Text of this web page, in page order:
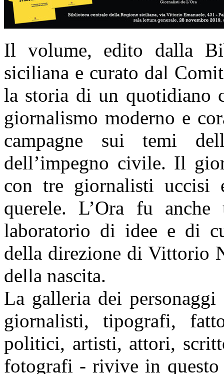
Il volume, edito dalla
siciliana e curato dal
la storia di un quotidiano
giornalismo moderno e
campagne sui temi
dell’impegno civile. Il
con tre giornalisti uccisi
querele. L’Ora fu
laboratorio di idee e di
della direzione di Vittorio
della nascita.
La galleria dei
giornalisti, tipografi,
politici, artisti, attori,
fotografi - rivive in questo